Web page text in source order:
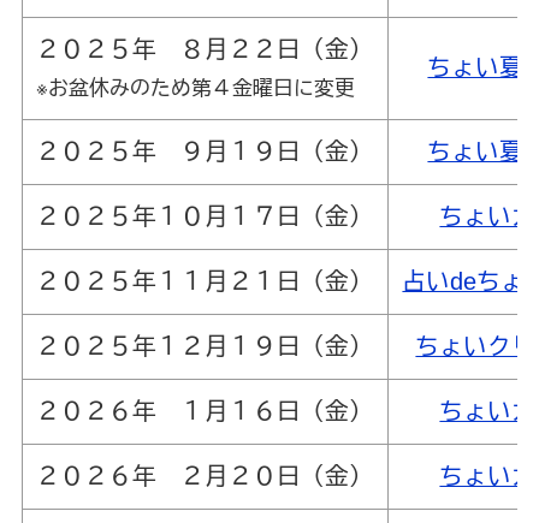
２０２５年 ８月２２日（金）
※お盆休みのため第４金曜日に変更
ちょい夏
２０２５年 ９月１９日（金） ちょい夏
２０２５年１０月１７日（金） ちょい
２０２５年１１月２１日（金） 占いdeちょ
２０２５年１２月１９日（金） ちょいク
２０２６年 １月１６日（金） ちょい
２０２６年 ２月２０日（金） ちょい